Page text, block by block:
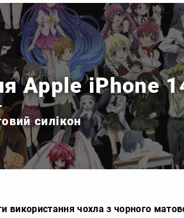
Apple iPhone
силікон
використання чохла з чорного